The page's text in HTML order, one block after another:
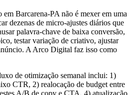
Barcarena-PA não é mexer em uma
dezenas de micro-ajustes diários que
palavra-chave de baixa conversão,
testar variação de criativo, ajustar
A Arco Digital faz isso como
de otimização semanal inclui: 1)
CTR, 2) realocação de budget entre